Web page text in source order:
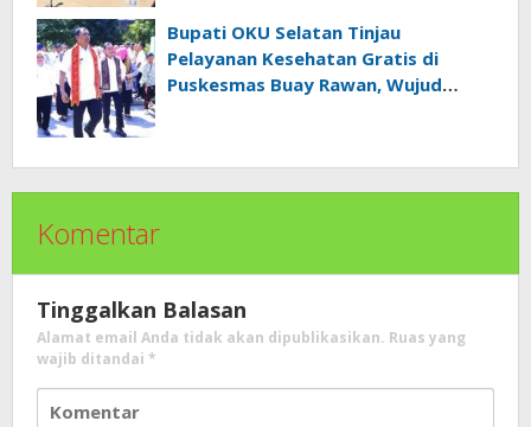
Bupati OKU Selatan Tinjau
Pelayanan Kesehatan Gratis di
Puskesmas Buay Rawan, Wujud
Komentar
Tinggalkan Balasan
Alamat email Anda tidak akan dipublikasikan. Ruas yang
wajib ditandai *